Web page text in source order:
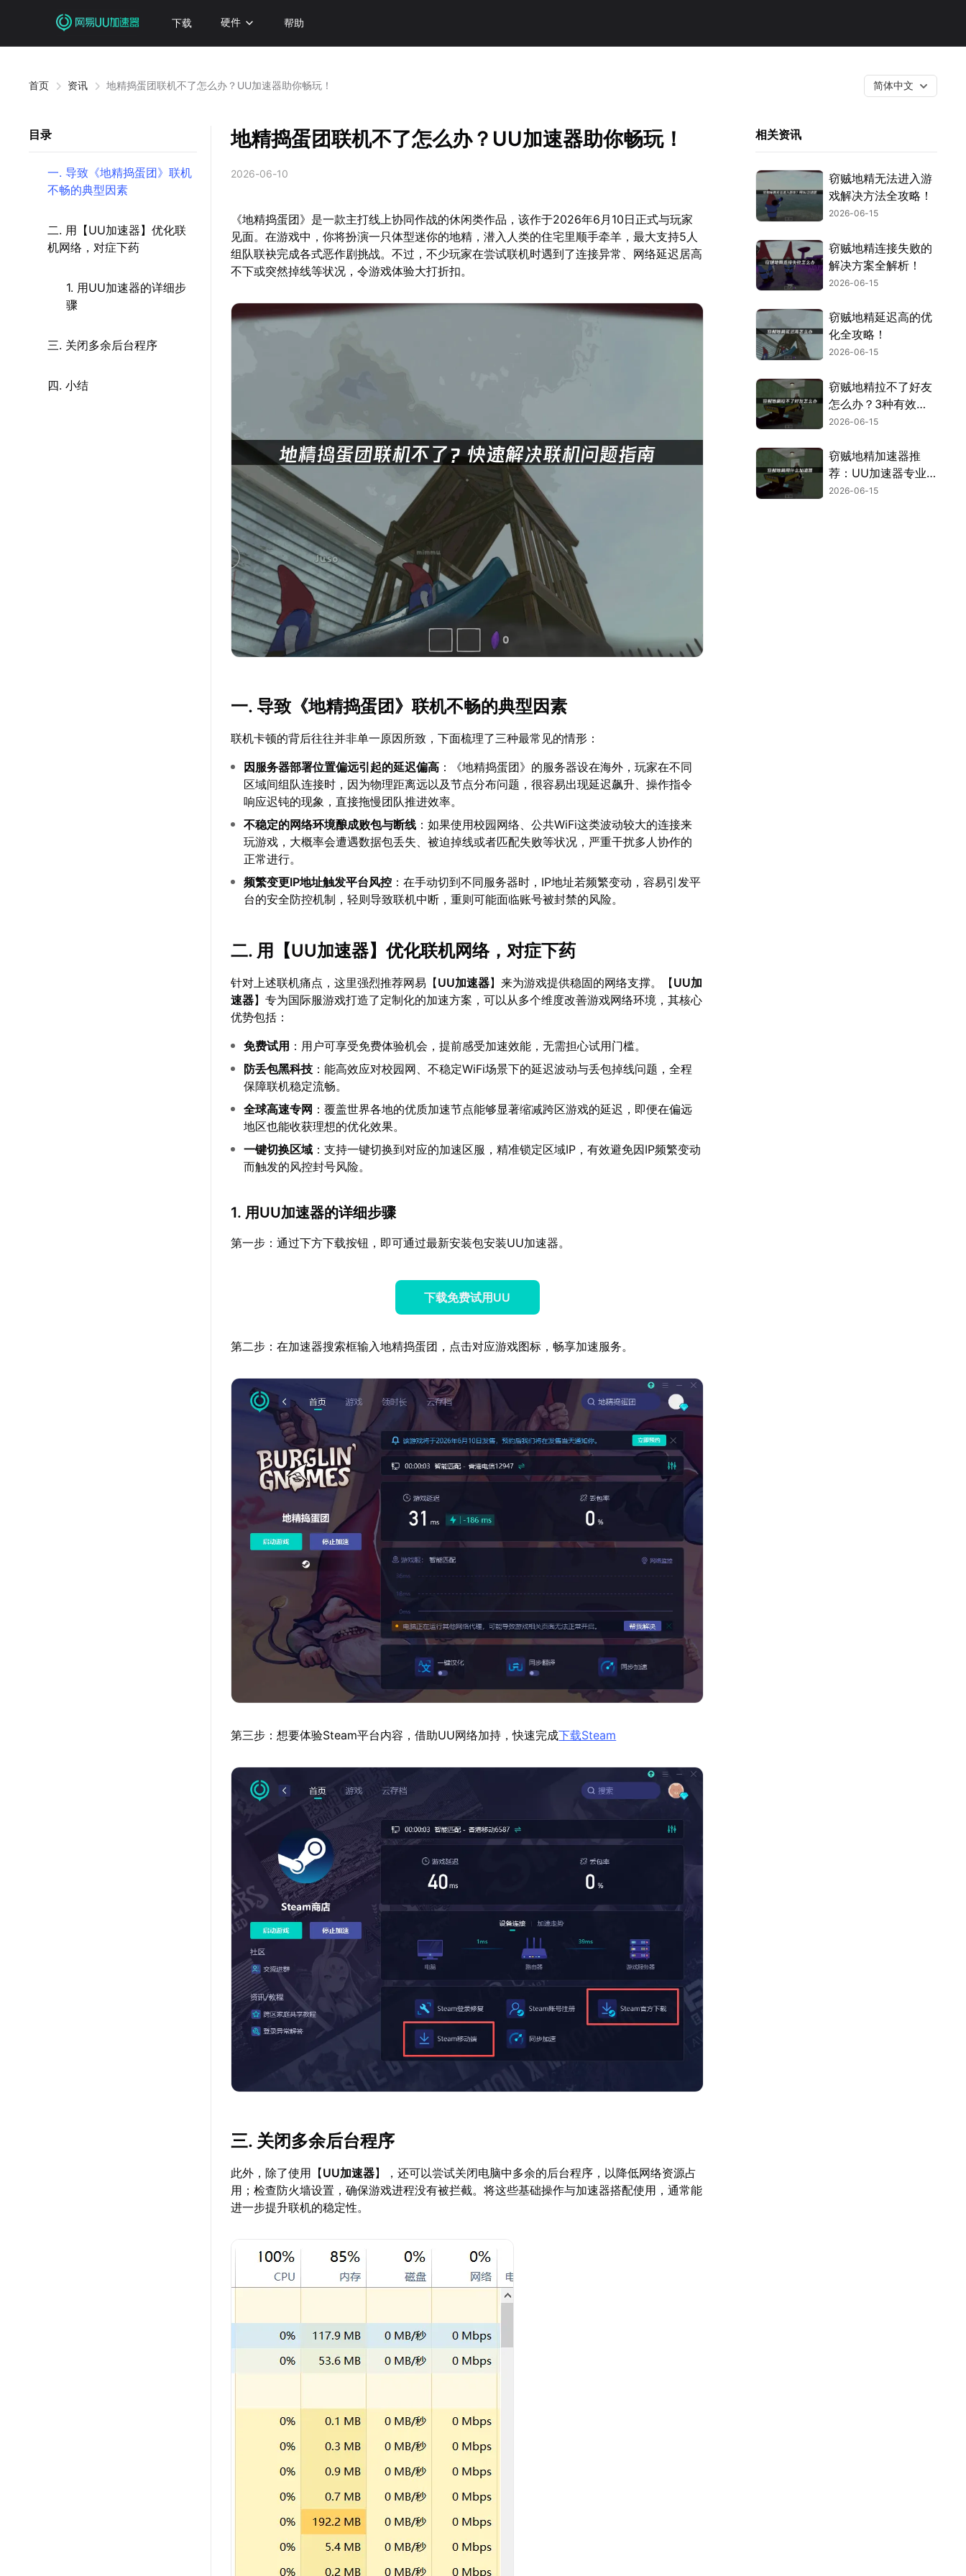
下载 硬件 帮助
首页 资讯 地精捣蛋团联机不了怎么办？UU加速器助你畅玩！ 简体中文
目录
一. 导致《地精捣蛋团》联机
不畅的典型因素
二. 用【UU加速器】优化联
机网络，对症下药
1. 用UU加速器的详细步
骤
三. 关闭多余后台程序
四. 小结
地精捣蛋团联机不了怎么办？UU加速器助你畅玩！
2026-06-10
《地精捣蛋团》是一款主打线上协同作战的休闲类作品，该作于2026年6月10日正式与玩家
见面。在游戏中，你将扮演一只体型迷你的地精，潜入人类的住宅里顺手牵羊，最大支持5人
组队联袂完成各式恶作剧挑战。不过，不少玩家在尝试联机时遇到了连接异常、网络延迟居高
不下或突然掉线等状况，令游戏体验大打折扣。
一. 导致《地精捣蛋团》联机不畅的典型因素
联机卡顿的背后往往并非单一原因所致，下面梳理了三种最常见的情形：
因服务器部署位置偏远引起的延迟偏高 ：《地精捣蛋团》的服务器设在海外，玩家在不同
区域间组队连接时，因为物理距离远以及节点分布问题，很容易出现延迟飙升、操作指令
响应迟钝的现象，直接拖慢团队推进效率。
不稳定的网络环境酿成败包与断线 ：如果使用校园网络、公共WiFi这类波动较大的连接来
玩游戏，大概率会遭遇数据包丢失、被迫掉线或者匹配失败等状况，严重干扰多人协作的
正常进行。
频繁变更IP地址触发平台风控 ：在手动切到不同服务器时，IP地址若频繁变动，容易引发平
台的安全防控机制，轻则导致联机中断，重则可能面临账号被封禁的风险。
二. 用【UU加速器】优化联机网络，对症下药
针对上述联机痛点，这里强烈推荐网易【UU加速器】来为游戏提供稳固的网络支撑。【UU加
速器】专为国际服游戏打造了定制化的加速方案，可以从多个维度改善游戏网络环境，其核心
优势包括：
免费试用 ：用户可享受免费体验机会，提前感受加速效能，无需担心试用门槛。
防丢包黑科技 ：能高效应对校园网、不稳定WiFi场景下的延迟波动与丢包掉线问题，全程
保障联机稳定流畅。
全球高速专网 ：覆盖世界各地的优质加速节点能够显著缩减跨区游戏的延迟，即便在偏远
地区也能收获理想的优化效果。
一键切换区域 ：支持一键切换到对应的加速区服，精准锁定区域IP，有效避免因IP频繁变动
而触发的风控封号风险。
1. 用UU加速器的详细步骤
第一步：通过下方下载按钮，即可通过最新安装包安装UU加速器。
下载免费试用UU
第二步：在加速器搜索框输入地精捣蛋团，点击对应游戏图标，畅享加速服务。
第三步：想要体验Steam平台内容，借助UU网络加持，快速完成下载Steam
三. 关闭多余后台程序
此外，除了使用【UU加速器】，还可以尝试关闭电脑中多余的后台程序，以降低网络资源占
用；检查防火墙设置，确保游戏进程没有被拦截。将这些基础操作与加速器搭配使用，通常能
进一步提升联机的稳定性。
相关资讯
窃贼地精无法进入游
戏解决方法全攻略！
2026-06-15
窃贼地精连接失败的
解决方案全解析！
2026-06-15
窃贼地精延迟高的优
化全攻略！
2026-06-15
窃贼地精拉不了好友
怎么办？3种有效解
决方法分享！
2026-06-15
窃贼地精加速器推
荐：UU加速器专业
优化助你畅玩！
2026-06-15